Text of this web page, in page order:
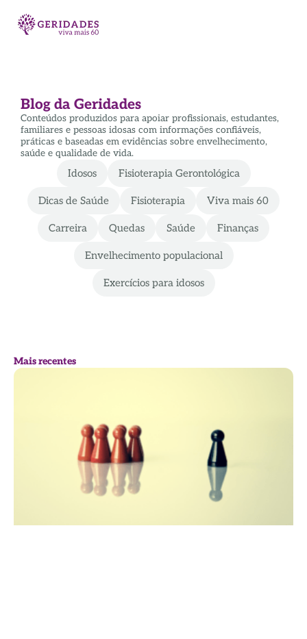
Blog da Geridades
Conteúdos produzidos para apoiar profissionais, estudantes,
familiares e pessoas idosas com informações confiáveis,
práticas e baseadas em evidências sobre envelhecimento,
saúde e qualidade de vida.
Idosos Fisioterapia Gerontológica
Dicas de Saúde Fisioterapia Viva mais 60
Carreira Quedas Saúde Finanças
Envelhecimento populacional
Exercícios para idosos
Mais recentes